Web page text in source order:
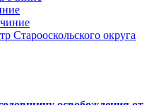
Старооскольского округа